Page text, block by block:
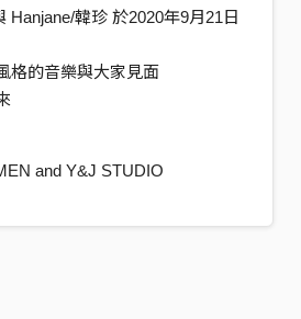
Hanjane/韓珍 於2020年9月21日
格的音樂與大家見面
and Y&J STUDIO